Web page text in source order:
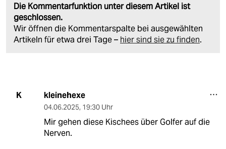
Die Kommentarfunktion unter diesem Artikel ist
geschlossen.
Wir öffnen die Kommentarspalte bei ausgewählten
Artikeln für etwa drei Tage – hier sind sie zu finden.
K kleinehexe
04.06.2025, 19:30 Uhr
Mir gehen diese Kischees über Golfer auf die
Nerven.